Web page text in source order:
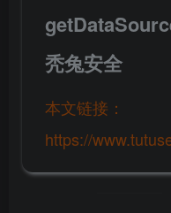
秃兔安全
本文链接：
https://